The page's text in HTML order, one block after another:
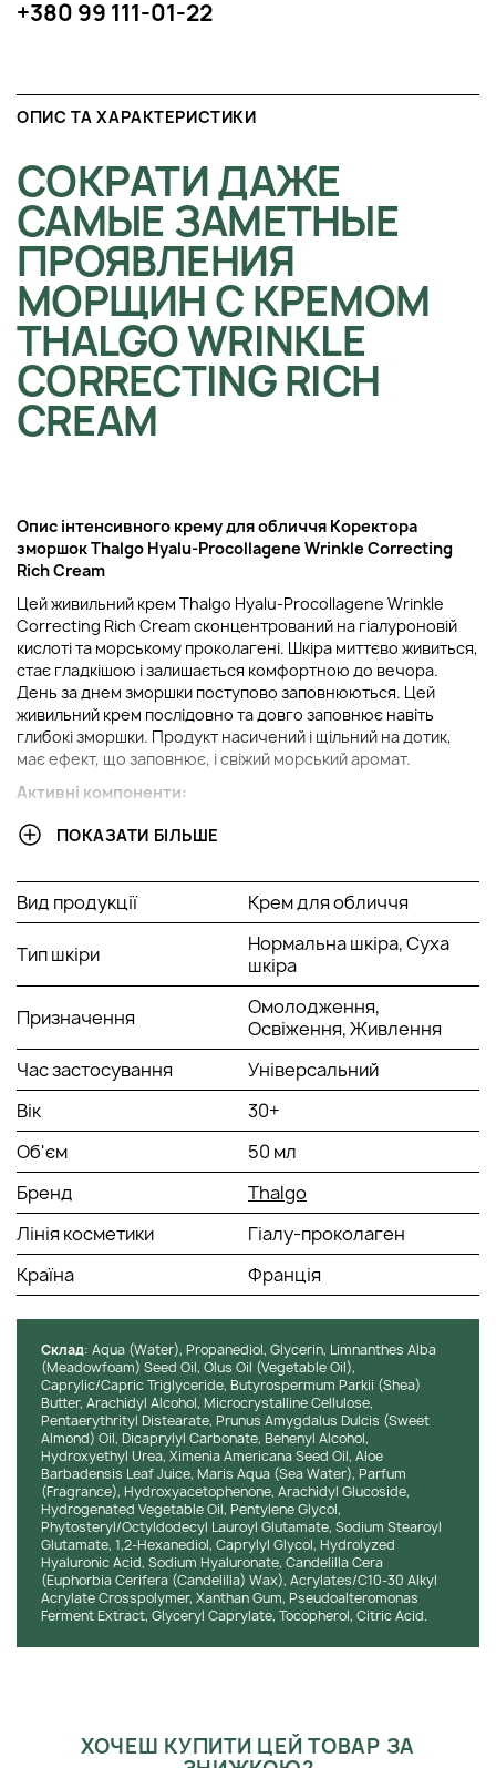
+380 99 111-01-22
ОПИС ТА ХАРАКТЕРИСТИКИ
СОКРАТИ ДАЖЕ
САМЫЕ ЗАМЕТНЫЕ
ПРОЯВЛЕНИЯ
МОРЩИН С КРЕМОМ
THALGO WRINKLE
CORRECTING RICH
CREAM
Опис інтенсивного крему для обличчя Коректора
зморшок Thalgo Hyalu-Procollagene Wrinkle Correcting
Rich Cream
Цей живильний крем Thalgo Hyalu-Procollagene Wrinkle
Correcting Rich Cream сконцентрований на гіалуроновій
кислоті та морському проколагені. Шкіра миттєво живиться,
стає гладкішою і залишається комфортною до вечора.
День за днем зморшки поступово заповнюються. Цей
живильний крем послідовно та довго заповнює навіть
глибокі зморшки. Продукт насичений і щільний на дотик,
має ефект, що заповнює, і свіжий морський аромат.
Активні компоненти:
Про-Гіалуронова Кислота і Морський Про-Коллаген -
зморшок зсередини.
Поживний коктейль з олії - екзогенне наповнення
ліпідами. Стимулює ендогенний синтез ліпідів для
миттєвого та тривалого комфорту.
Наносити вранці та ввечері на очищене обличчя та шию,
окремо або після сироватки.
ПОКАЗАТИ БІЛЬШЕ
Вид продукції Крем для обличчя
Тип шкіри
Нормальна шкіра, Суха
шкіра
Призначення
Омолодження,
Освіження, Живлення
Час застосування
Універсальний
Вік
30+
Об'єм
50 мл
Бренд
Thalgo
Лінія косметики
Гіалу-проколаген
Країна
Франція
Cклад: Aqua (Water), Propanediol, Glycerin, Limnanthes Alba
(Meadowfoam) Seed Oil, Olus Oil (Vegetable Oil),
Caprylic/Capric Triglyceride, Butyrospermum Parkii (Shea)
Butter, Arachidyl Alcohol, Microcrystalline Cellulose,
Pentaerythrityl Distearate, Prunus Amygdalus Dulcis (Sweet
Almond) Oil, Dicaprylyl Carbonate, Behenyl Alcohol,
Hydroxyethyl Urea, Ximenia Americana Seed Oil, Aloe
Barbadensis Leaf Juice, Maris Aqua (Sea Water), Parfum
(Fragrance), Hydroxyacetophenone, Arachidyl Glucoside,
Hydrogenated Vegetable Oil, Pentylene Glycol,
Phytosteryl/Octyldodecyl Lauroyl Glutamate, Sodium Stearoyl
Glutamate, 1,2-Hexanediol, Caprylyl Glycol, Hydrolyzed
Hyaluronic Acid, Sodium Hyaluronate, Candelilla Cera
(Euphorbia Cerifera (Candelilla) Wax), Acrylates/C10-30 Alkyl
Acrylate Crosspolymer, Xanthan Gum, Pseudoalteromonas
Ferment Extract, Glyceryl Caprylate, Tocopherol, Citric Acid.
ХОЧЕШ КУПИТИ ЦЕЙ ТОВАР ЗА